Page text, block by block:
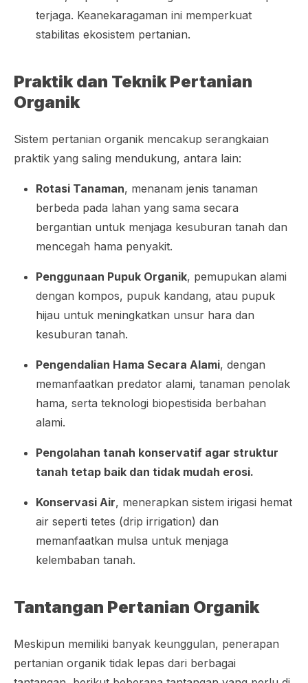
terjaga. Keanekaragaman ini memperkuat
stabilitas ekosistem pertanian.
Praktik dan Teknik Pertanian
Organik
Sistem pertanian organik mencakup serangkaian
praktik yang saling mendukung, antara lain:
Rotasi Tanaman, menanam jenis tanaman
berbeda pada lahan yang sama secara
bergantian untuk menjaga kesuburan tanah dan
mencegah hama penyakit.
Penggunaan Pupuk Organik, pemupukan alami
dengan kompos, pupuk kandang, atau pupuk
hijau untuk meningkatkan unsur hara dan
kesuburan tanah.
Pengendalian Hama Secara Alami, dengan
memanfaatkan predator alami, tanaman penolak
hama, serta teknologi biopestisida berbahan
alami.
Pengolahan tanah konservatif agar struktur
tanah tetap baik dan tidak mudah erosi.
Konservasi Air, menerapkan sistem irigasi hemat
air seperti tetes (drip irrigation) dan
memanfaatkan mulsa untuk menjaga
kelembaban tanah.
Tantangan Pertanian Organik
Meskipun memiliki banyak keunggulan, penerapan
pertanian organik tidak lepas dari berbagai